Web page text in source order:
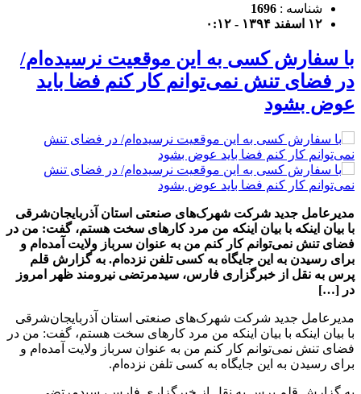
شناسه : 1696
۱۲ اسفند ۱۳۹۴ - ۰:۱۲
با سفارش کسی به این موقعیت نرسیده‌ام/
در فضای تنش نمی‌توانم کار کنم فضا باید
عوض بشود
مدیرعامل جدید شرکت شهرک‌های صنعتی استان آذربایجان‌شرقی
با بیان اینکه با بیان اینکه من مرد کارهای سخت هستم، گفت: من در
فضای تنش نمی‌توانم کار کنم من به عنوان سرباز ولایت آمده‌ام و
برای رسیدن به این جایگاه به کسی تلفن نزده‌ام. به گزارش قلم
پرس به نقل از خبرگزاری فارس، سیدمرتضی نیرومند ظهر امروز
در […]
مدیرعامل جدید شرکت شهرک‌های صنعتی استان آذربایجان‌شرقی
با بیان اینکه با بیان اینکه من مرد کارهای سخت هستم، گفت: من در
فضای تنش نمی‌توانم کار کنم من به عنوان سرباز ولایت آمده‌ام و
برای رسیدن به این جایگاه به کسی تلفن نزده‌ام.